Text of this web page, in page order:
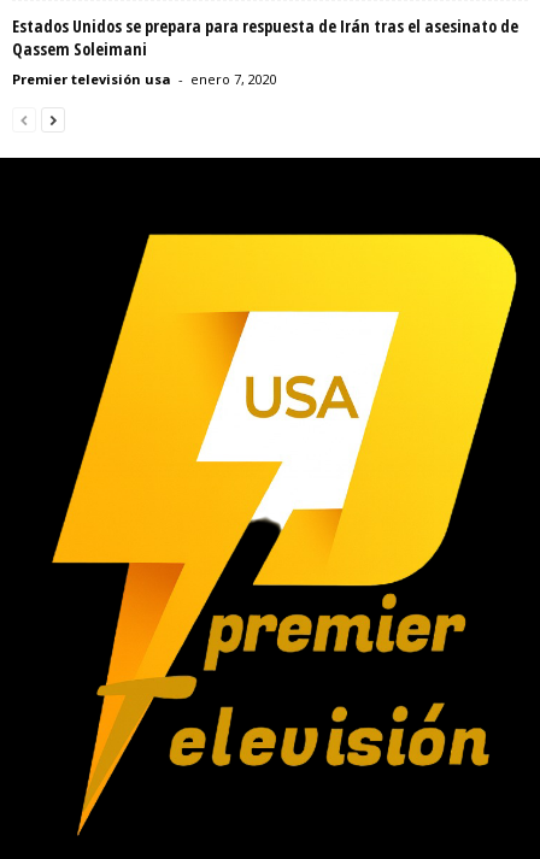
Estados Unidos se prepara para respuesta de Irán tras el asesinato de
Qassem Soleimani
Premier televisión usa - enero 7, 2020